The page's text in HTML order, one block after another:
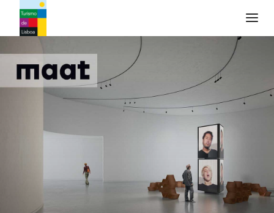
Logo de Turismo de Lisboa